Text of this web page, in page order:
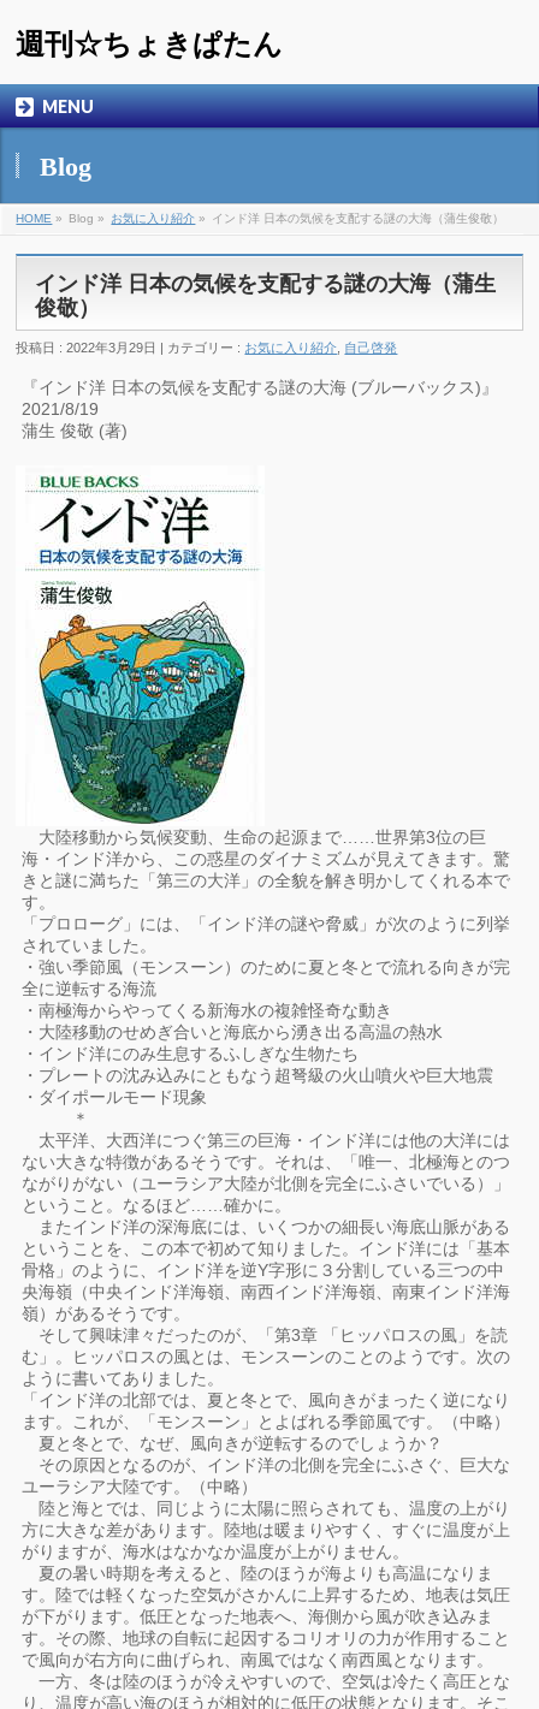
週刊☆ちょきぱたん
MENU
Blog
HOME » Blog » お気に入り紹介 » インド洋 日本の気候を支配する謎の大海（蒲生俊敬）
インド洋 日本の気候を支配する謎の大海（蒲生
俊敬）
投稿日 : 2022年3月29日 | カテゴリー : お気に入り紹介 自己啓発
『インド洋 日本の気候を支配する謎の大海 (ブルーバックス)』
2021/8/19
蒲生 俊敬 (著)
大陸移動から気候変動、生命の起源まで……世界第3位の巨
海・インド洋から、この惑星のダイナミズムが見えてきます。驚
きと謎に満ちた「第三の大洋」の全貌を解き明かしてくれる本で
す。
「プロローグ」には、「インド洋の謎や脅威」が次のように列挙
されていました。
・強い季節風（モンスーン）のために夏と冬とで流れる向きが完
全に逆転する海流
・南極海からやってくる新海水の複雑怪奇な動き
・大陸移動のせめぎ合いと海底から湧き出る高温の熱水
・インド洋にのみ生息するふしぎな生物たち
・プレートの沈み込みにともなう超弩級の火山噴火や巨大地震
・ダイポールモード現象
＊
太平洋、大西洋につぐ第三の巨海・インド洋には他の大洋には
ない大きな特徴があるそうです。それは、「唯一、北極海とのつ
ながりがない（ユーラシア大陸が北側を完全にふさいでいる）」
ということ。なるほど……確かに。
またインド洋の深海底には、いくつかの細長い海底山脈がある
ということを、この本で初めて知りました。インド洋には「基本
骨格」のように、インド洋を逆Y字形に３分割している三つの中
央海嶺（中央インド洋海嶺、南西インド洋海嶺、南東インド洋海
嶺）があるそうです。
そして興味津々だったのが、「第3章 「ヒッパロスの風」を読
む」。ヒッパロスの風とは、モンスーンのことのようです。次の
ように書いてありました。
「インド洋の北部では、夏と冬とで、風向きがまったく逆になり
ます。これが、「モンスーン」とよばれる季節風です。（中略）
夏と冬とで、なぜ、風向きが逆転するのでしょうか？
その原因となるのが、インド洋の北側を完全にふさぐ、巨大な
ユーラシア大陸です。（中略）
陸と海とでは、同じように太陽に照らされても、温度の上がり
方に大きな差があります。陸地は暖まりやすく、すぐに温度が上
がりますが、海水はなかなか温度が上がりません。
夏の暑い時期を考えると、陸のほうが海よりも高温になりま
す。陸では軽くなった空気がさかんに上昇するため、地表は気圧
が下がります。低圧となった地表へ、海側から風が吹き込みま
す。その際、地球の自転に起因するコリオリの力が作用すること
で風向が右方向に曲げられ、南風ではなく南西風となります。
一方、冬は陸のほうが冷えやすいので、空気は冷たく高圧とな
り、温度が高い海のほうが相対的に低圧の状態となります。そこ